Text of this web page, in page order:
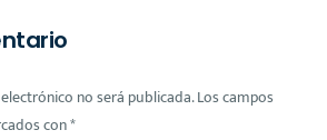
no será publicada.Los campos
con*